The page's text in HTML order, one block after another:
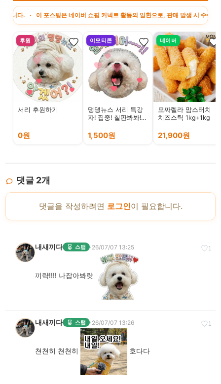
포스팅은 네이버 쇼핑 커넥트 활동의 일환으로, 판매 발생 시 수수료를 제
후원
서리 후원하기
0원
이모티콘
댕댕뉴스 서리 특강
자! 집중! 칠판봐봐!
1,500원
네이버
모짜렐라 맘스터치
치즈스틱 1kg+1kg
21,900원
댓글 2개
댓글을 작성하려면 로그인이 필요합니다.
♡1
내새끼다 스탭 ·26/07/07 13:25
끼략!!!! 나잡아봐랏
♡1
내새끼다 스탭 ·26/07/07 13:26
쳔쳔히 쳔쳔히 호다다